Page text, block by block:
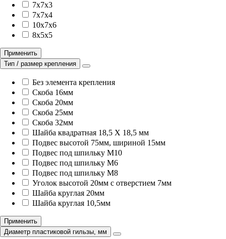
7x7x3
7x7x4
10x7x6
8х5х5
Применить
Тип / размер крепления
Без элемента крепления
Скоба 16мм
Скоба 20мм
Скоба 25мм
Скоба 32мм
Шайба квадратная 18,5 X 18,5 мм
Подвес высотой 75мм, шириной 15мм
Подвес под шпильку M10
Подвес под шпильку M6
Подвес под шпильку M8
Уголок высотой 20мм с отверстием 7мм
Шайба круглая 20мм
Шайба круглая 10,5мм
Применить
Диаметр пластиковой гильзы, мм